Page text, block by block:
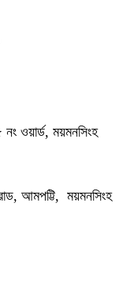
নং ওয়ার্ড, ময়মনসিংহ
আমপট্টি, ময়মনসিংহ